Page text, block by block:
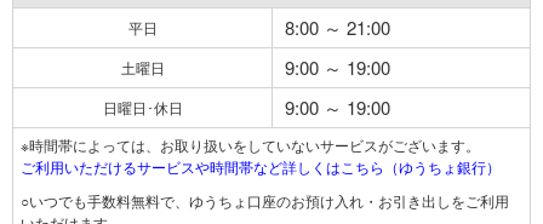
平日 8:00 ～ 21:00
土曜日 9:00 ～ 19:00
日曜日･休日 9:00 ～ 19:00
※時間帯によっては、お取り扱いをしていないサービスがございます。
ご利用いただけるサービスや時間帯など詳しくはこちら（ゆうちょ銀行）
○いつでも手数料無料で、ゆうちょ口座のお預け入れ・お引き出しをご利用